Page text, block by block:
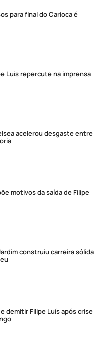
para final do Carioca é
Luís repercute na imprensa
acelerou desgaste entre
motivos da saída de Filipe
construiu carreira sólida
demitir Filipe Luís após crise